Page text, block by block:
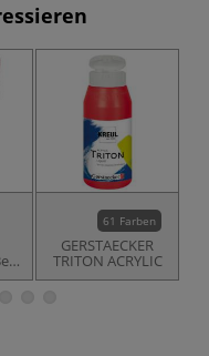
61 Farben
GERSTAECKER
TRITON ACRYLIC